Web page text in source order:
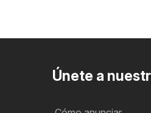
Únete a